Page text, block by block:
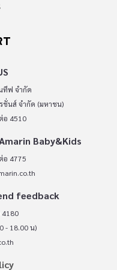
ทีฟ จำกัด
ชั่นส์ จำกัด (มหาชน)
อ 4510
Baby&Kids
อ 4775
feedback
4180
- 18.00 น)